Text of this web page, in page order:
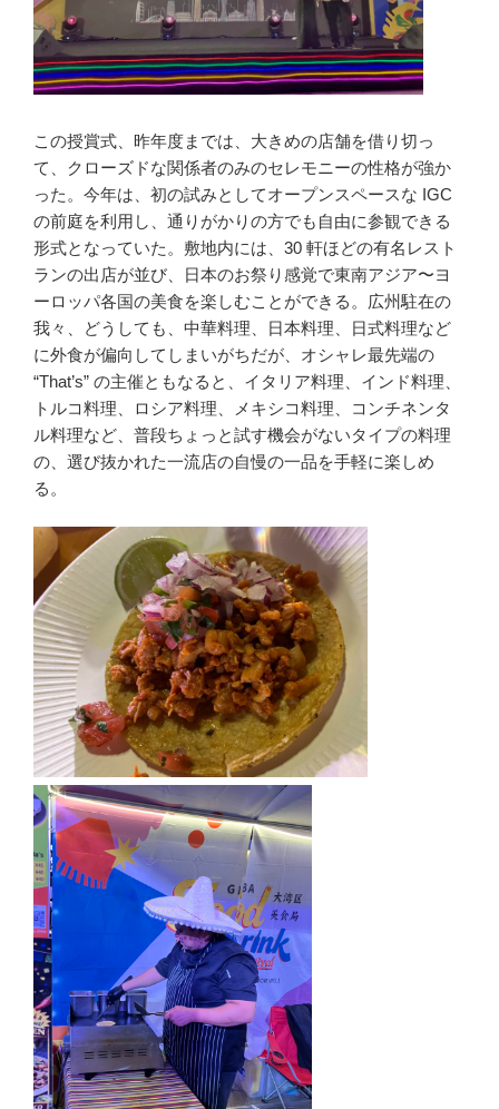
この授賞式、昨年度までは、大きめの店舗を借り切っ
て、クローズドな関係者のみのセレモニーの性格が強か
った。今年は、初の試みとしてオープンスペースな IGC
の前庭を利用し、通りがかりの方でも自由に参観できる
形式となっていた。敷地内には、30 軒ほどの有名レスト
ランの出店が並び、日本のお祭り感覚で東南アジア〜ヨ
ーロッパ各国の美食を楽しむことができる。広州駐在の
我々、どうしても、中華料理、日本料理、日式料理など
に外食が偏向してしまいがちだが、オシャレ最先端の
“That’s” の主催ともなると、イタリア料理、インド料理、
トルコ料理、ロシア料理、メキシコ料理、コンチネンタ
ル料理など、普段ちょっと試す機会がないタイプの料理
の、選び抜かれた一流店の自慢の一品を手軽に楽しめ
る。